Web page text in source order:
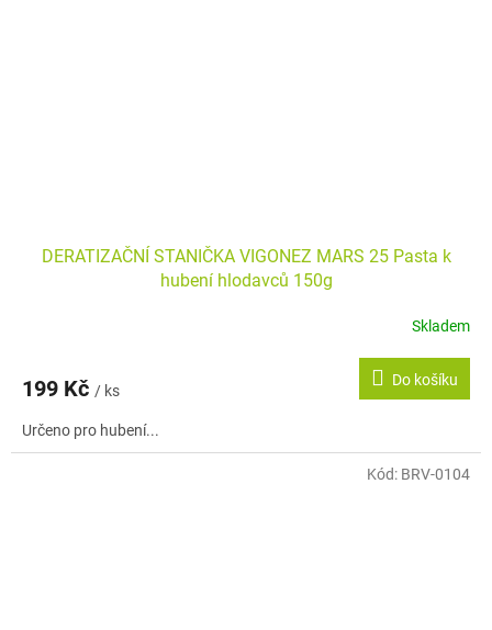
DERATIZAČNÍ STANIČKA VIGONEZ MARS 25 Pasta k
hubení hlodavců 150g
Skladem
199 Kč / ks
Do košíku
Určeno pro hubení...
Kód: BRV-0104